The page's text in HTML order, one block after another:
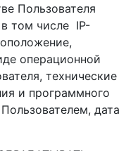
Пользователя
в том числе IP-
операционной
технические
и программного
дата